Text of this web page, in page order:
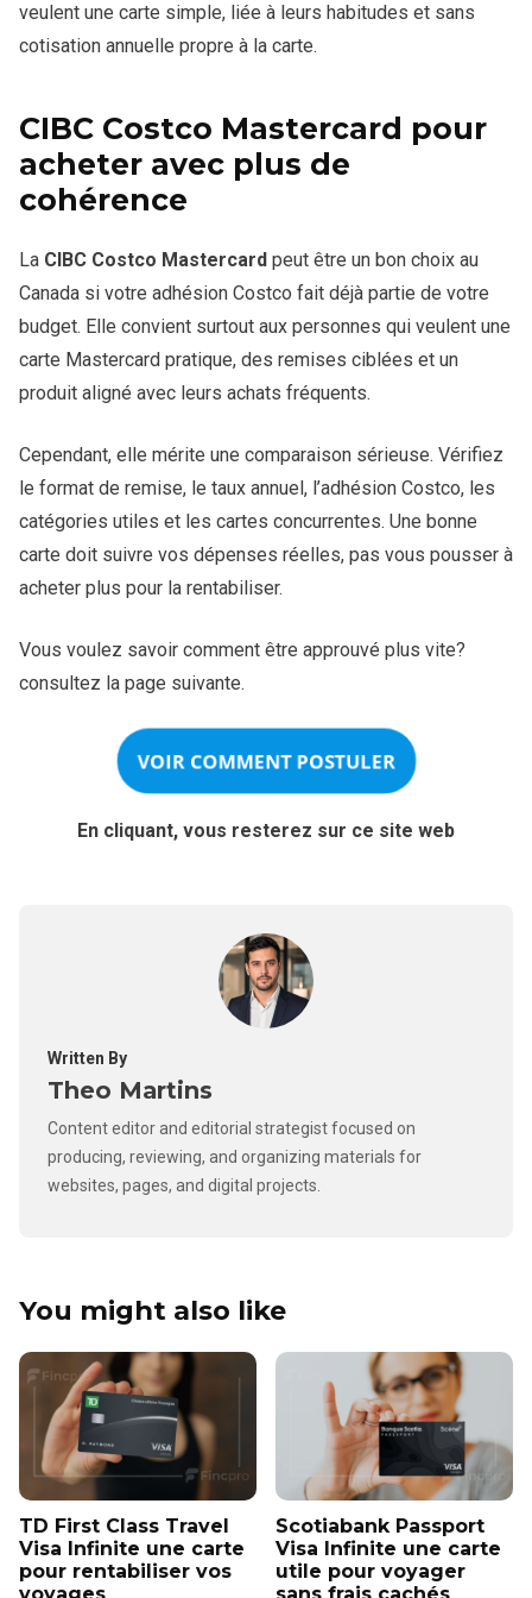
complet. Dans ce cas, les remises restent un vrai
avantage au lieu d’être annulées par les intérêts.
parler aux personnes qui dépensent beaucoup dans les
sorties et commandes de repas.
membre fidèle à Costco. Son intérêt repose sur la
continuité entre l’adhésion, les achats et la carte.
naturellement dans votre budget.
Face à BMO Cashback, elle peut être moins universelle.
écosystème précis.
Cette carte devient donc très cohérente quand Costco
occupe déjà une place réelle dans vos dépenses. Sinon,
une carte plus flexible peut offrir une meilleure valeur.
veulent une carte simple, liée à leurs habitudes et sans
cotisation annuelle propre à la carte.
CIBC Costco Mastercard pour
acheter avec plus de
cohérence
La CIBC Costco Mastercard peut être un bon choix au
Canada si votre adhésion Costco fait déjà partie de votre
budget. Elle convient surtout aux personnes qui veulent une
carte Mastercard pratique, des remises ciblées et un
produit aligné avec leurs achats fréquents.
Cependant, elle mérite une comparaison sérieuse. Vérifiez
le format de remise, le taux annuel, l’adhésion Costco, les
catégories utiles et les cartes concurrentes. Une bonne
carte doit suivre vos dépenses réelles, pas vous pousser à
acheter plus pour la rentabiliser.
Vous voulez savoir comment être approuvé plus vite?
consultez la page suivante.
VOIR COMMENT POSTULER
En cliquant, vous resterez sur ce site web
Written By
Theo Martins
Content editor and editorial strategist focused on
producing, reviewing, and organizing materials for
websites, pages, and digital projects.
You might also like
TD First Class Travel
Visa Infinite une carte
pour rentabiliser vos
Scotiabank Passport
Visa Infinite une carte
utile pour voyager